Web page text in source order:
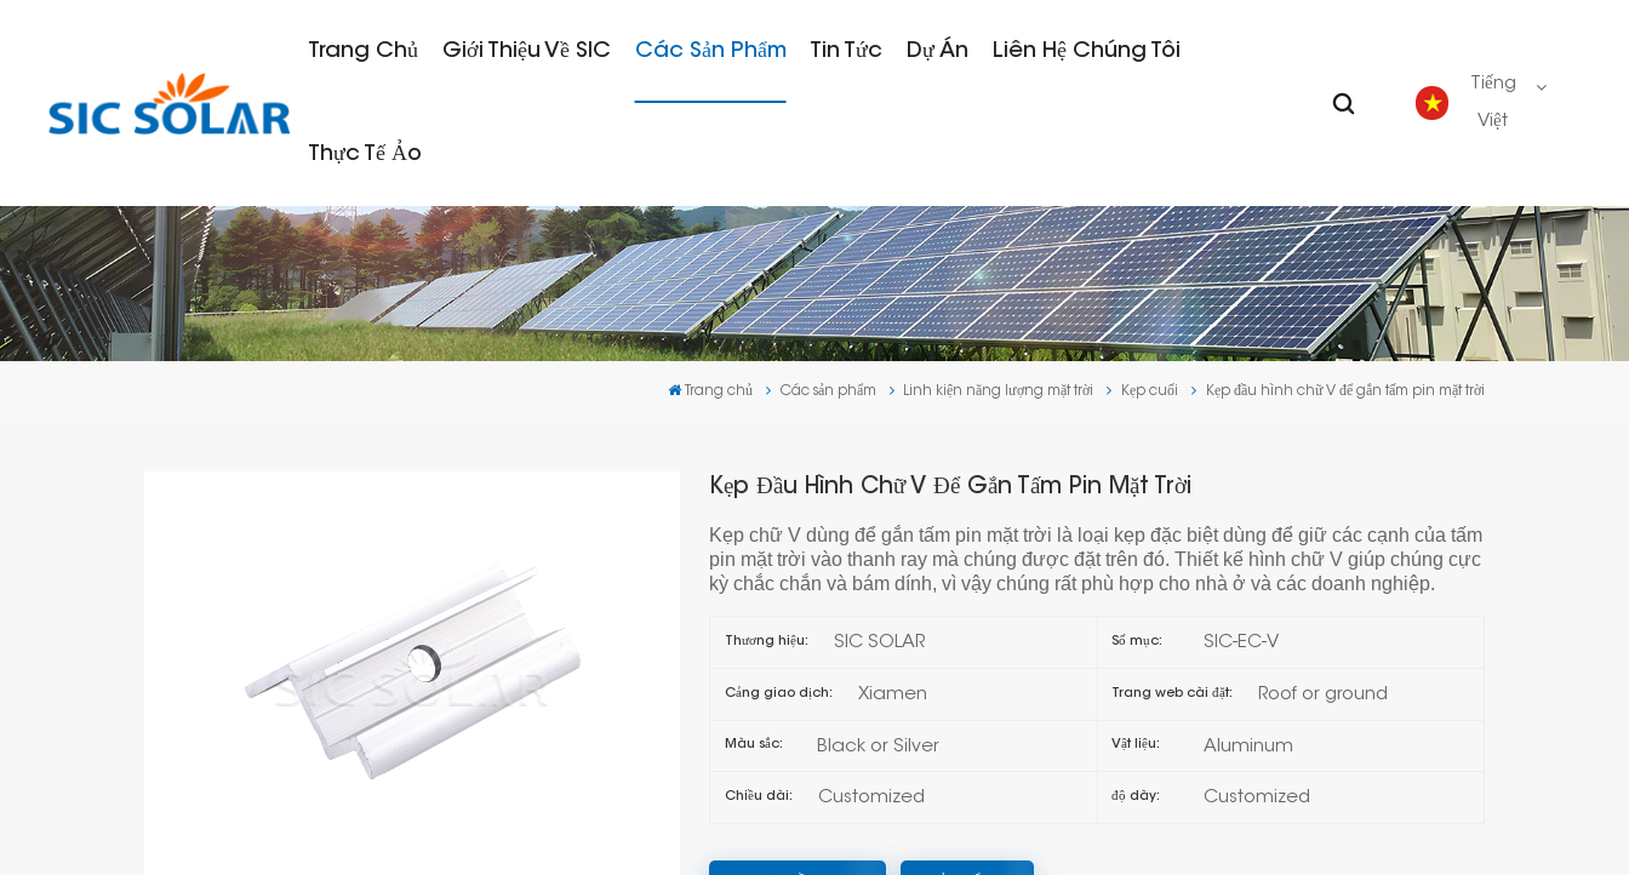
Trang Chủ Giới Thiệu Về SIC Các Sản Phẩm Tin Tức Dự Án Liên Hệ Chúng Tôi
Thực Tế Ảo
Tiếng
Việt
English
Deutsch
español
العربية
Trang chủ Các sản phẩm Linh kiện năng lượng mặt trời Kẹp cuối Kẹp đầu hình chữ V để gắn tấm pin mặt trời
Kẹp Đầu Hình Chữ V Để Gắn Tấm Pin Mặt Trời
Kẹp chữ V dùng để gắn tấm pin mặt trời là loại kẹp đặc biệt dùng để giữ các cạnh của tấm
pin mặt trời vào thanh ray mà chúng được đặt trên đó. Thiết kế hình chữ V giúp chúng cực
kỳ chắc chắn và bám dính, vì vậy chúng rất phù hợp cho nhà ở và các doanh nghiệp.
Thương hiệu: SIC SOLAR Số mục: SIC-EC-V
Cảng giao dịch: Xiamen Trang web cài đặt: Roof or ground
Màu sắc: Black or Silver Vật liệu: Aluminum
Chiều dài: Customized độ dày: Customized